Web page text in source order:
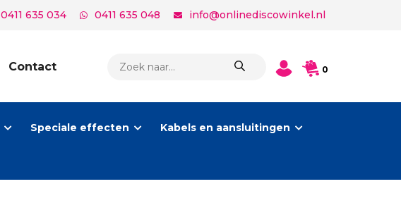
0411 635 034 0411 635 048 info@onlinediscowinkel.nl
Contact
ZOEKEN
0
Speciale effecten Kabels en aansluitingen